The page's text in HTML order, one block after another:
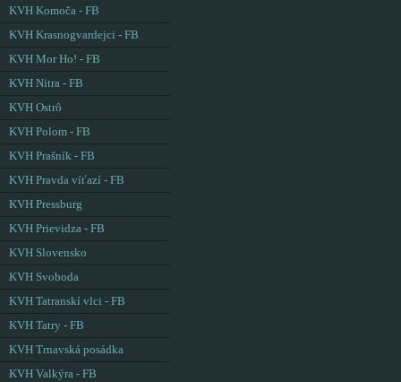
KVH Komoča - FB
KVH Krasnogvardejci - FB
KVH Mor Ho! - FB
KVH Nitra - FB
KVH Ostrô
KVH Polom - FB
KVH Prašník - FB
KVH Pravda víťazí - FB
KVH Pressburg
KVH Prievidza - FB
KVH Slovensko
KVH Svoboda
KVH Tatranskí vlci - FB
KVH Tatry - FB
KVH Trnavská posádka
KVH Valkýra - FB